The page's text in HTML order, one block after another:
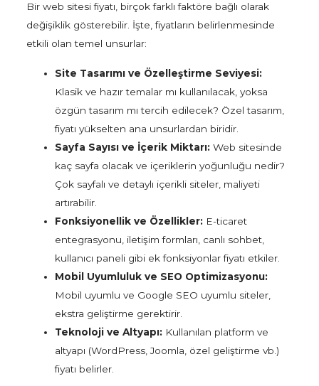
Bir web sitesi fiyatı, birçok farklı faktöre bağlı olarak
değişiklik gösterebilir. İşte, fiyatların belirlenmesinde
etkili olan temel unsurlar:
Site Tasarımı ve Özelleştirme Seviyesi:
Klasik ve hazır temalar mı kullanılacak, yoksa
özgün tasarım mı tercih edilecek? Özel tasarım,
fiyatı yükselten ana unsurlardan biridir.
Sayfa Sayısı ve İçerik Miktarı: Web sitesinde
kaç sayfa olacak ve içeriklerin yoğunluğu nedir?
Çok sayfalı ve detaylı içerikli siteler, maliyeti
artırabilir.
Fonksiyonellik ve Özellikler: E-ticaret
entegrasyonu, iletişim formları, canlı sohbet,
kullanıcı paneli gibi ek fonksiyonlar fiyatı etkiler.
Mobil Uyumluluk ve SEO Optimizasyonu:
Mobil uyumlu ve Google SEO uyumlu siteler,
ekstra geliştirme gerektirir.
Teknoloji ve Altyapı: Kullanılan platform ve
altyapı (WordPress, Joomla, özel geliştirme vb.)
fiyatı belirler.